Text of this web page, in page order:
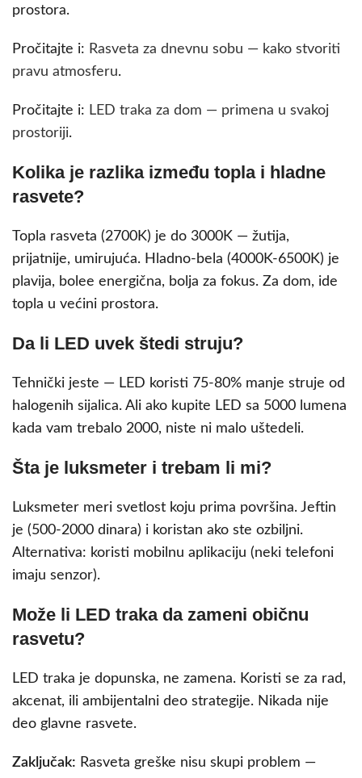
prostora.
Pročitajte i: Rasveta za dnevnu sobu — kako stvoriti
pravu atmosferu.
Pročitajte i: LED traka za dom — primena u svakoj
prostoriji.
Kolika je razlika između topla i hladne
rasvete?
Topla rasveta (2700K) je do 3000K — žutija,
prijatnije, umirujuća. Hladno-bela (4000K-6500K) je
plavija, bolee energična, bolja za fokus. Za dom, ide
topla u većini prostora.
Da li LED uvek štedi struju?
Tehnički jeste — LED koristi 75-80% manje struje od
halogenih sijalica. Ali ako kupite LED sa 5000 lumena
kada vam trebalo 2000, niste ni malo uštedeli.
Šta je luksmeter i trebam li mi?
Luksmeter meri svetlost koju prima površina. Jeftin
je (500-2000 dinara) i koristan ako ste ozbiljni.
Alternativa: koristi mobilnu aplikaciju (neki telefoni
imaju senzor).
Može li LED traka da zameni običnu
rasvetu?
LED traka je dopunska, ne zamena. Koristi se za rad,
akcenat, ili ambijentalni deo strategije. Nikada nije
deo glavne rasvete.
Zaključak: Rasveta greške nisu skupi problem —